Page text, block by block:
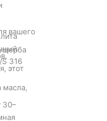
из тонко
курицы
гриле.
вашего
масла,
этот
316
30–